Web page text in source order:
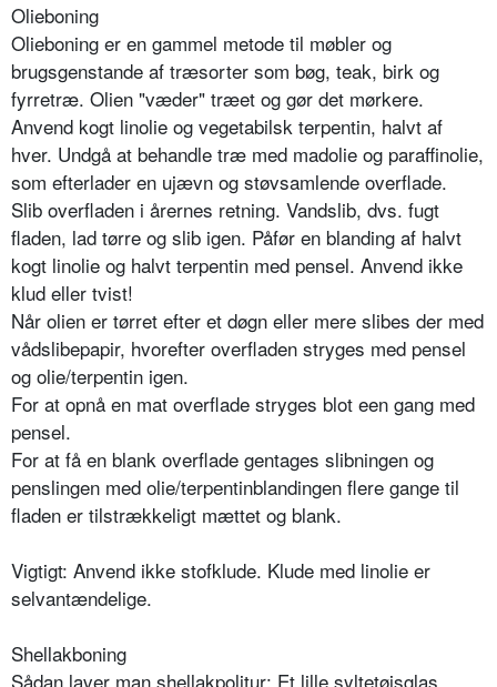
Olieboning
Olieboning er en gammel metode til møbler og
brugsgenstande af træsorter som bøg, teak, birk og
fyrretræ. Olien "væder" træet og gør det mørkere.
Anvend kogt linolie og vegetabilsk terpentin, halvt af
hver. Undgå at behandle træ med madolie og paraffinolie,
som efterlader en ujævn og støvsamlende overflade.
Slib overfladen i årernes retning. Vandslib, dvs. fugt
fladen, lad tørre og slib igen. Påfør en blanding af halvt
kogt linolie og halvt terpentin med pensel. Anvend ikke
klud eller tvist!
Når olien er tørret efter et døgn eller mere slibes der med
vådslibepapir, hvorefter overfladen stryges med pensel
og olie/terpentin igen.
For at opnå en mat overflade stryges blot een gang med
pensel.
For at få en blank overflade gentages slibningen og
penslingen med olie/terpentinblandingen flere gange til
fladen er tilstrækkeligt mættet og blank.
Vigtigt: Anvend ikke stofklude. Klude med linolie er
selvantændelige.
Shellakboning
Sådan laver man shellakpolitur: Et lille syltetøjsglas